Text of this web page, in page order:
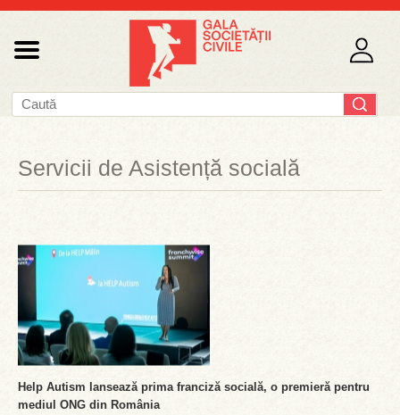
Servicii de Asistență socială
Help Autism lansează prima franciză socială, o premieră pentru
mediul ONG din România